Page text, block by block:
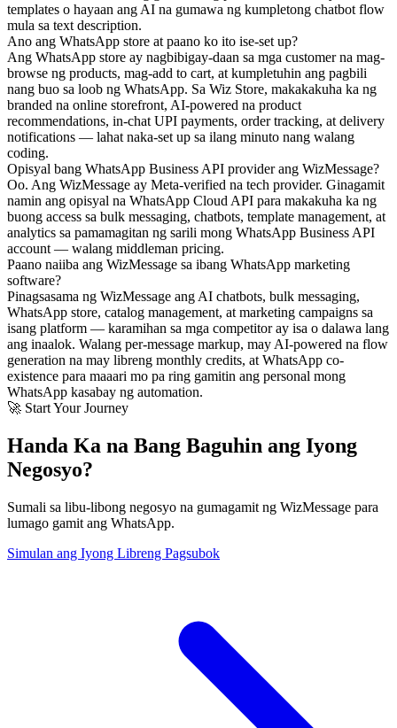
templates o hayaan ang AI na gumawa ng kumpletong chatbot flow
mula sa text description.
Ano ang WhatsApp store at paano ko ito ise-set up?
Ang WhatsApp store ay nagbibigay-daan sa mga customer na mag-
browse ng products, mag-add to cart, at kumpletuhin ang pagbili
nang buo sa loob ng WhatsApp. Sa Wiz Store, makakakuha ka ng
branded na online storefront, AI-powered na product
recommendations, in-chat UPI payments, order tracking, at delivery
notifications — lahat naka-set up sa ilang minuto nang walang
coding.
Opisyal bang WhatsApp Business API provider ang WizMessage?
Oo. Ang WizMessage ay Meta-verified na tech provider. Ginagamit
namin ang opisyal na WhatsApp Cloud API para makakuha ka ng
buong access sa bulk messaging, chatbots, template management, at
analytics sa pamamagitan ng sarili mong WhatsApp Business API
account — walang middleman pricing.
Paano naiiba ang WizMessage sa ibang WhatsApp marketing
software?
Pinagsasama ng WizMessage ang AI chatbots, bulk messaging,
WhatsApp store, catalog management, at marketing campaigns sa
isang platform — karamihan sa mga competitor ay isa o dalawa lang
ang inaalok. Walang per-message markup, may AI-powered na flow
generation na may libreng monthly credits, at WhatsApp co-
existence para maaari mo pa ring gamitin ang personal mong
WhatsApp kasabay ng automation.
🚀 Start Your Journey
Handa Ka na Bang Baguhin ang Iyong
Negosyo?
Sumali sa libu-libong negosyo na gumagamit ng WizMessage para
lumago gamit ang WhatsApp.
Simulan ang Iyong Libreng Pagsubok